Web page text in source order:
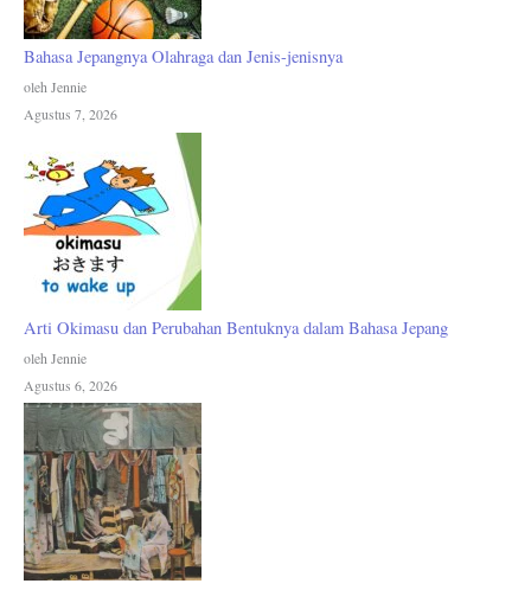
Bahasa Jepangnya Olahraga dan Jenis-jenisnya
oleh Jennie
Agustus 7, 2026
Arti Okimasu dan Perubahan Bentuknya dalam Bahasa Jepang
oleh Jennie
Agustus 6, 2026